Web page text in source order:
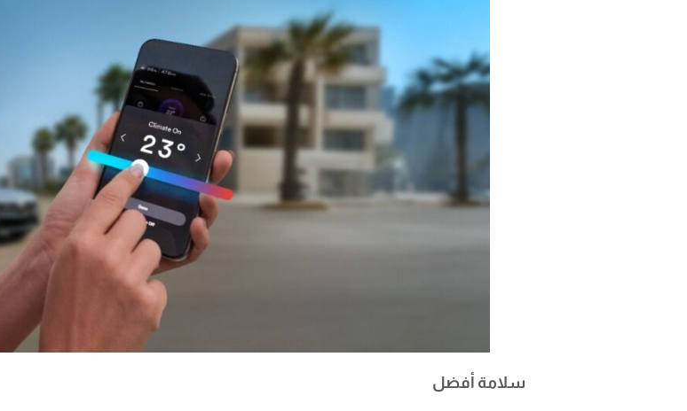
سلامة أفضل